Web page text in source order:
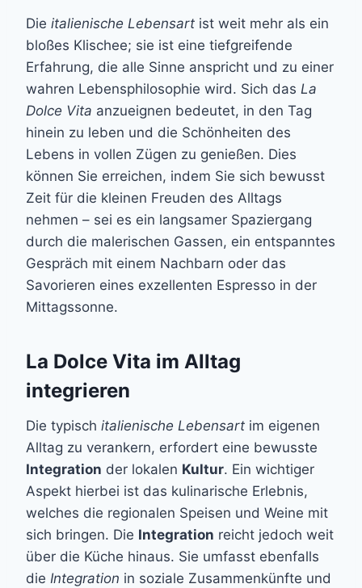
Die italienische Lebensart ist weit mehr als ein
bloßes Klischee; sie ist eine tiefgreifende
Erfahrung, die alle Sinne anspricht und zu einer
wahren Lebensphilosophie wird. Sich das La
Dolce Vita anzueignen bedeutet, in den Tag
hinein zu leben und die Schönheiten des
Lebens in vollen Zügen zu genießen. Dies
können Sie erreichen, indem Sie sich bewusst
Zeit für die kleinen Freuden des Alltags
nehmen – sei es ein langsamer Spaziergang
durch die malerischen Gassen, ein entspanntes
Gespräch mit einem Nachbarn oder das
Savorieren eines exzellenten Espresso in der
Mittagssonne.
La Dolce Vita im Alltag
integrieren
Die typisch italienische Lebensart im eigenen
Alltag zu verankern, erfordert eine bewusste
Integration der lokalen Kultur. Ein wichtiger
Aspekt hierbei ist das kulinarische Erlebnis,
welches die regionalen Speisen und Weine mit
sich bringen. Die Integration reicht jedoch weit
über die Küche hinaus. Sie umfasst ebenfalls
die Integration in soziale Zusammenkünfte und